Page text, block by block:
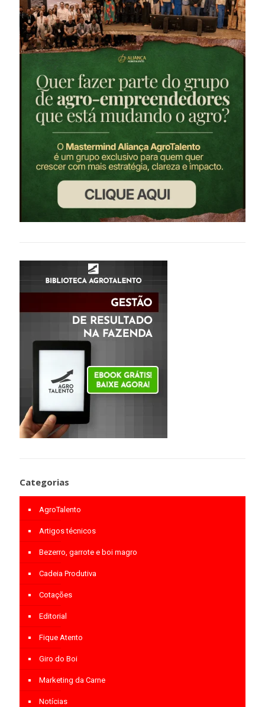
Categorias
AgroTalento
Artigos técnicos
Bezerro, garrote e boi magro
Cadeia Produtiva
Cotações
Editorial
Fique Atento
Giro do Boi
Marketing da Carne
Notícias